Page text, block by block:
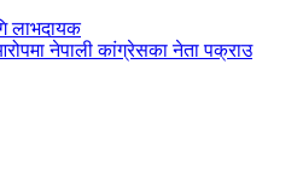
लाभदायक
नेपाली कांग्रेसका नेता पक्राउ